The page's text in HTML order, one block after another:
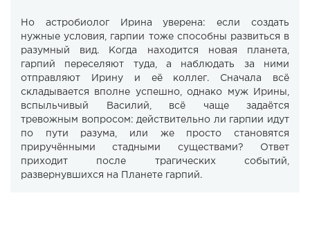
Но астробиолог Ирина уверена: если создать
нужные условия, гарпии тоже способны развиться в
разумный вид. Когда находится новая планета,
гарпий переселяют туда, а наблюдать за ними
отправляют Ирину и её коллег. Сначала всё
складывается вполне успешно, однако муж Ирины,
вспыльчивый Василий, всё чаще задаётся
тревожным вопросом: действительно ли гарпии идут
по пути разума, или же просто становятся
приручёнными стадными существами? Ответ
приходит после трагических событий,
развернувшихся на Планете гарпий.